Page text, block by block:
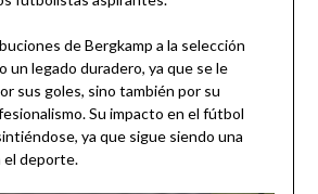
de Bergkamp a la selección
un legado duradero, ya que se le
sus goles, sino también por su
Su impacto en el fútbol
ya que sigue siendo una
el deporte.